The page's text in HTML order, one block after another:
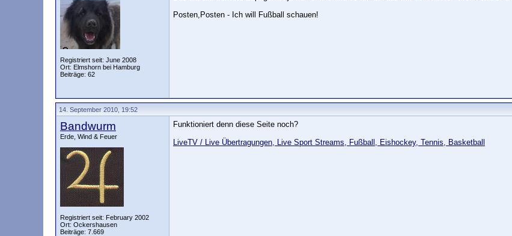
Registriert seit: June 2008
Ort: Elmshorn bei Hamburg
Beiträge: 62
Posten,Posten - Ich will Fußball schauen!
14. September 2010, 19:52
Bandwurm
Erde, Wind & Feuer
Registriert seit: February 2002
Ort: Ockershausen
Beiträge: 7.669
Funktioniert denn diese Seite noch?
LiveTV / Live Übertragungen, Live Sport Streams, Fußball, Eishockey, Tennis, Basketball